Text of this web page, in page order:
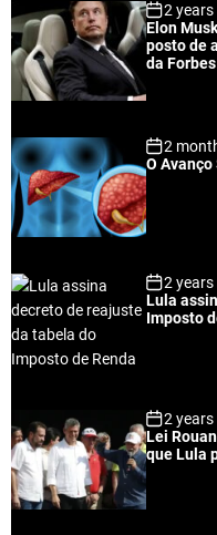
u
a
r
e
n
t
2
Elon
posto de
da Forbes
2
O
2
Lula
Imposto
2
Lei
que Lula